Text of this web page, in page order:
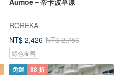
Aumoe－蒂卡波草原
ROREKA
NT$ 2,426 NT$ 2,756
綠色友善
免運 88 折